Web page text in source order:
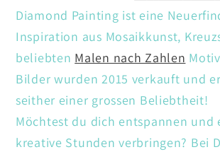
Diamond Painting ist eine
Inspiration aus Mosaikkunst,
beliebten Malen nach Zahlen
Bilder wurden 2015 verkauft und
seither einer grossen Beliebtheit!
Möchtest du dich entspannen und
kreative Stunden verbringen? Bei